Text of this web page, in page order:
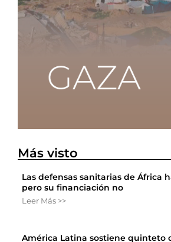
Más visto
Las defensas sanitarias de África
pero su financiación no
Leer Más >>
América Latina sostiene quinteto